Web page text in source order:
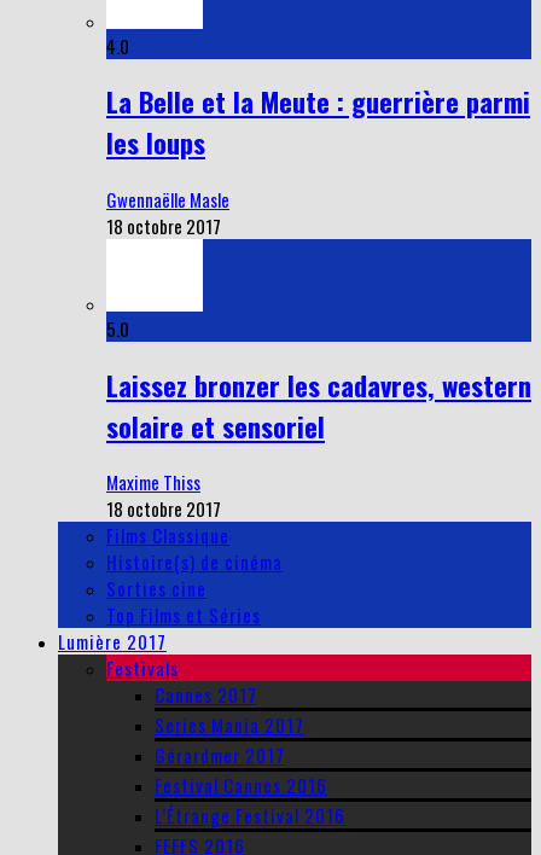
4.0
La Belle et la Meute : guerrière parmi
les loups
Gwennaëlle Masle
18 octobre 2017
5.0
Laissez bronzer les cadavres, western
solaire et sensoriel
Maxime Thiss
18 octobre 2017
Films Classique
Histoire(s) de cinéma
Sorties cine
Top Films et Séries
Lumière 2017
Festivals
Cannes 2017
Series Mania 2017
Gérardmer 2017
Festival Cannes 2016
L’Étrange Festival 2016
FEFFS 2016